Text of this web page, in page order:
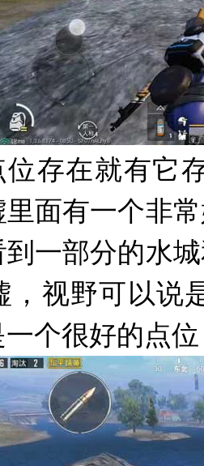
存在就有它
面有一个非
一部分的水
，视野可以说
个很好的点